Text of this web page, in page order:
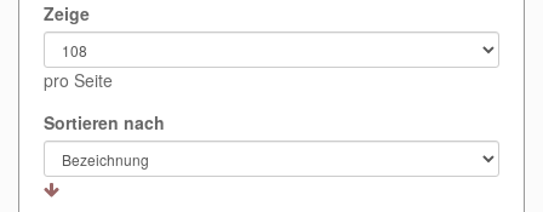
Zeige
pro Seite
Sortieren nach